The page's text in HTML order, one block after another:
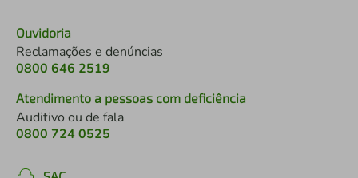
Ouvidoria
Reclamações e denúncias
0800 646 2519
Atendimento a pessoas com deficiência
Auditivo ou de fala
0800 724 0525